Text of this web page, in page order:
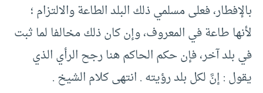
بالإفطار، فعلى مسلمي ذلك البلد الطاعة والالتزام ؛
لأنها طاعة في المعروف، وإن كان ذلك مخالفا لما ثبت
في بلد آخر، فإن حكم الحاكم هنا رجح الرأي الذي
يقول : إنَّ لكل بلد رؤيته . انتهى كلام الشيخ .